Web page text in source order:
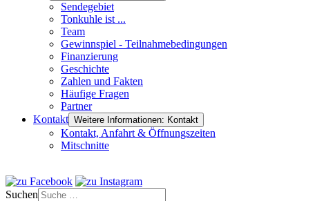
Sendegebiet
Tonkuhle ist ...
Team
Gewinnspiel - Teilnahmebedingungen
Finanzierung
Geschichte
Zahlen und Fakten
Häufige Fragen
Partner
Kontakt Weitere Informationen: Kontakt
Kontakt, Anfahrt & Öffnungszeiten
Mitschnitte
Suchen